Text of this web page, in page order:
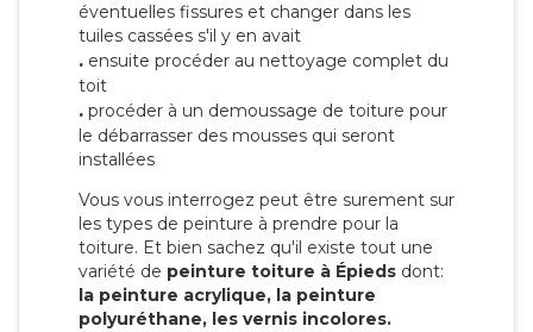
éventuelles fissures et changer dans les
tuiles cassées s'il y en avait
. ensuite procéder au nettoyage complet du
toit
. procéder à un demoussage de toiture pour
le débarrasser des mousses qui seront
installées
Vous vous interrogez peut être surement sur
les types de peinture à prendre pour la
toiture. Et bien sachez qu'il existe tout une
variété de peinture toiture à Épieds dont:
la peinture acrylique, la peinture
polyuréthane, les vernis incolores.